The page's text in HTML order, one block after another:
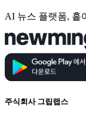
AI 뉴스 플랫폼, 흩
주식회사 그립랩스